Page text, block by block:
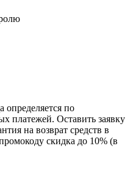
определяется по
платежей. Оставить заявку
на возврат средств в
скидка до 10% (в